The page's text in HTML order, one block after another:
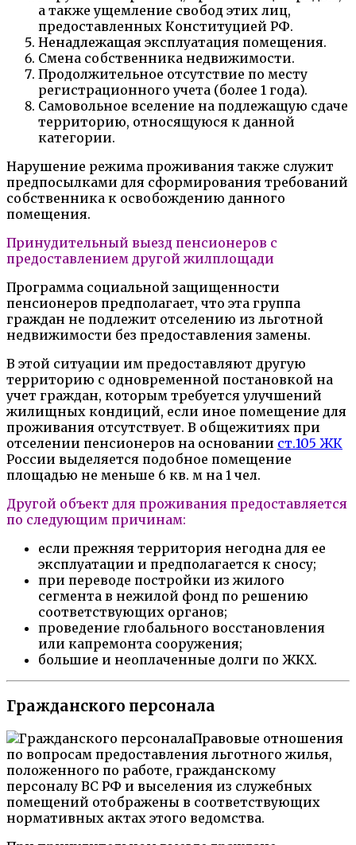
а также ущемление свобод этих лиц,
предоставленных Конституцией РФ.
Ненадлежащая эксплуатация помещения.
Смена собственника недвижимости.
Продолжительное отсутствие по месту
регистрационного учета (более 1 года).
Самовольное вселение на подлежащую сдаче
территорию, относящуюся к данной
категории.
Нарушение режима проживания также служит
предпосылками для сформирования требований
собственника к освобождению данного
помещения.
Принудительный выезд пенсионеров с
предоставлением другой жилплощади
Программа социальной защищенности
пенсионеров предполагает, что эта группа
граждан не подлежит отселению из льготной
недвижимости без предоставления замены.
В этой ситуации им предоставляют другую
территорию с одновременной постановкой на
учет граждан, которым требуется улучшений
жилищных кондиций, если иное помещение для
проживания отсутствует. В общежитиях при
отселении пенсионеров на основании ст.105 ЖК
России выделяется подобное помещение
площадью не меньше 6 кв. м на 1 чел.
Другой объект для проживания предоставляется
по следующим причинам:
если прежняя территория негодна для ее
эксплуатации и предполагается к сносу;
при переводе постройки из жилого
сегмента в нежилой фонд по решению
соответствующих органов;
проведение глобального восстановления
или капремонта сооружения;
большие и неоплаченные долги по ЖКХ.
Гражданского персонала
Правовые отношения
по вопросам предоставления льготного жилья,
положенного по работе, гражданскому
персоналу ВС РФ и выселения из служебных
помещений отображены в соответствующих
нормативных актах этого ведомства.